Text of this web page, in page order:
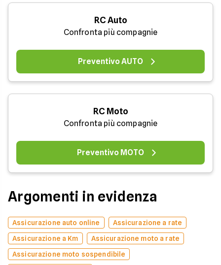
RC Auto
Confronta più compagnie
Preventivo AUTO
RC Moto
Confronta più compagnie
Preventivo MOTO
Argomenti in evidenza
Assicurazione auto online
Assicurazione a rate
Assicurazione a Km
Assicurazione moto a rate
Assicurazione moto sospendibile